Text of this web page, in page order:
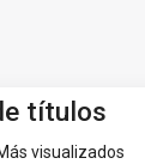
títulos
visualizados